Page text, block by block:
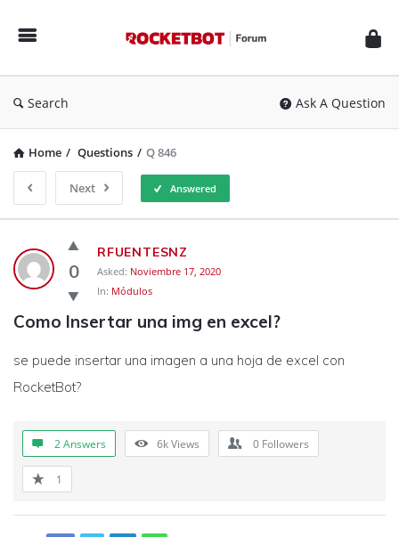
Forum
Search Ask A Question
Home / Questions / Q 846
Next Answered
Rocketbot
Forum
Latest
Questions
0
RFUENTESNZ
Asked: Noviembre 17, 2020
In: Módulos
Como Insertar una img en excel?
se puede insertar una imagen a una hoja de excel con
RocketBot?
2 Answers 6kViews 0 Followers
1